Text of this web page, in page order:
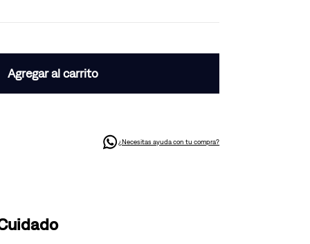
Agregar al carrito
¿Necesitas ayuda con tu compra?